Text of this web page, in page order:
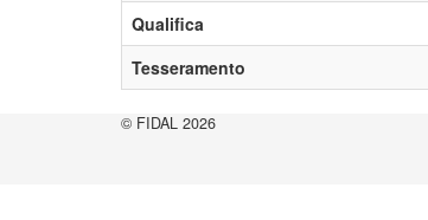
Qualifica
Tesseramento
© FIDAL 2026